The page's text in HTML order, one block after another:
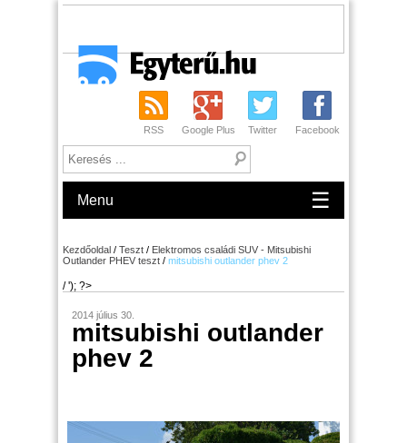
RSS Google Plus Twitter Facebook
Menu ☰
Kezdőoldal / Teszt / Elektromos családi SUV - Mitsubishi
Outlander PHEV teszt / mitsubishi outlander phev 2
/ '); ?>
2014 július 30.
mitsubishi outlander
phev 2